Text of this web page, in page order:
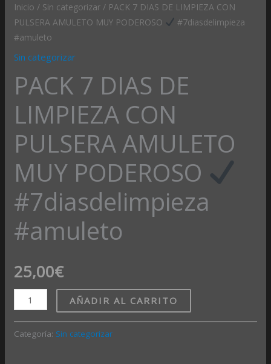
Inicio / Sin categorizar / PACK 7 DIAS DE LIMPIEZA CON
PULSERA AMULETO MUY PODEROSO
#7diasdelimpieza
#amuleto
Sin categorizar
PACK 7 DIAS DE
LIMPIEZA CON
PULSERA AMULETO
MUY PODEROSO
#7diasdelimpieza
#amuleto
25,00€
#7diasdelimpieza
#amuleto
cantidad
AÑADIR AL CARRITO
Categoría: Sin categorizar